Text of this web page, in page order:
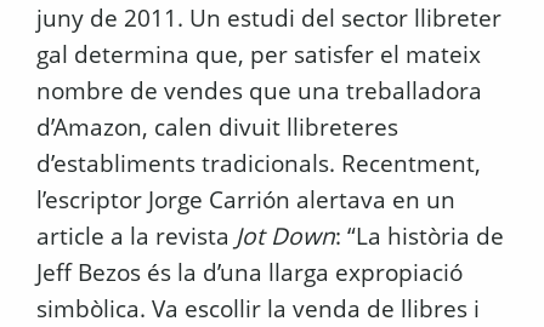
juny de 2011. Un estudi del sector llibreter
gal determina que, per satisfer el mateix
nombre de vendes que una treballadora
d’Amazon, calen divuit llibreteres
d’establiments tradicionals. Recentment,
l’escriptor Jorge Carrión alertava en un
article a la revista Jot Down: “La història de
Jeff Bezos és la d’una llarga expropiació
simbòlica. Va escollir la venda de llibres i